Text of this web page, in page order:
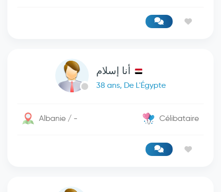
أنا إسلام
38 ans, De L'Égypte
Albanie / - Célibataire